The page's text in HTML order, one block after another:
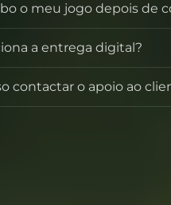
o meu jogo depois de
a entrega digital?
contactar o apoio ao